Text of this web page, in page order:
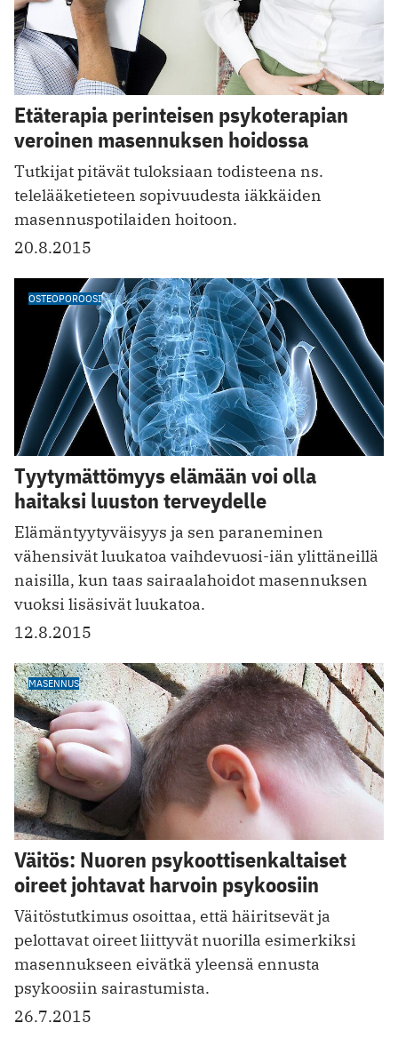
Etäterapia perinteisen psykoterapian
veroinen masennuksen hoidossa
Tutkijat pitävät tuloksiaan todisteena ns.
telelääketieteen sopivuudesta iäkkäiden
masennuspotilaiden hoitoon.
20.8.2015
OSTEOPOROOSI
Tyytymättömyys elämään voi olla
haitaksi luuston terveydelle
Elämäntyytyväisyys ja sen paraneminen
vähensivät luukatoa vaihdevuosi-iän ylittäneillä
naisilla, kun taas sairaalahoidot masennuksen
vuoksi lisäsivät luukatoa.
12.8.2015
MASENNUS
Väitös: Nuoren psykoottisenkaltaiset
oireet johtavat harvoin psykoosiin
Väitöstutkimus osoittaa, että häiritsevät ja
pelottavat oireet liittyvät nuorilla esimerkiksi
masennukseen eivätkä yleensä ennusta
psykoosiin sairastumista.
26.7.2015